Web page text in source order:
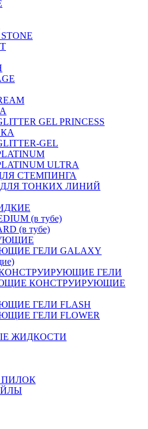
GEL PRINCESS
GEL
ULTRA
СТЕМПИНГА
ДЛЯ ТОНКИХ ЛИНИЙ
(в тубе)
(в тубе)
ГЕЛИ GALAXY
ГЕЛИ
КОНСТРУИРУЮЩИЕ
ГЕЛИ FLASH
ГЕЛИ FLOWER
ЖИДКОСТИ